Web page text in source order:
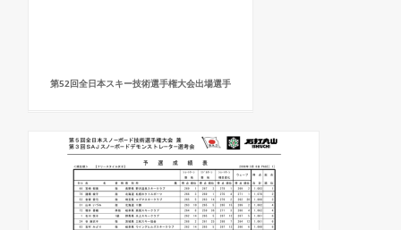
第52回全日本スキー技術選手権大会出場選手